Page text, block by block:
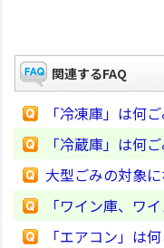
関連するFAQ
「冷凍庫」は何
「冷蔵庫」は何
大型ごみの対象
「ワイン庫、ワ
「エアコン」は